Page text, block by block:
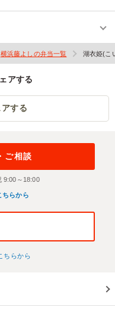
横浜藤よしの弁当一覧 湖衣姫(こ
アする
する
ご相談
9:00～18:00
ちらから
ちらから